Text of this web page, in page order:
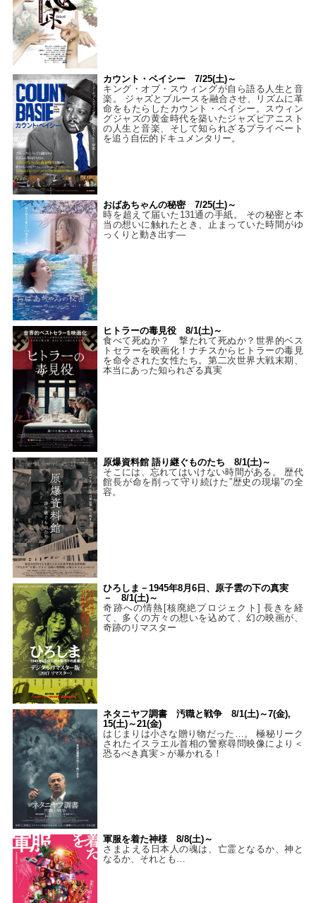
カウント・ベイシー 7/25(土)～
キング・オブ・スウィングが自ら語る人生と音
楽。 ジャズとブルースを融合させ、リズムに革
命をもたらしたカウント・ベイシー。スウィン
グジャズの黄金時代を築いたジャズピアニスト
の人生と音楽、そして知られざるプライベート
を追う自伝的ドキュメンタリー。
おばあちゃんの秘密 7/25(土)～
時を超えて届いた131通の手紙。 その秘密と本
当の想いに触れたとき、止まっていた時間がゆ
っくりと動き出す―
ヒトラーの毒見役 8/1(土)～
食べて死ぬか？ 撃たれて死ぬか？世界的ベス
トセラーを映画化！ナチスからヒトラーの毒見
を命令された女性たち。第二次世界大戦末期、
本当にあった知られざる真実
原爆資料館 語り継ぐものたち 8/1(土)～
そこには、忘れてはいけない時間がある。 歴代
館長が命を削って守り続けた”歴史の現場”の全
容。
ひろしま－1945年8月6日、原子雲の下の真実
－ 8/1(土)～
奇跡への情熱[核廃絶プロジェクト] 長きを経
て、多くの方々の想いを込めて、幻の映画が、
奇跡のリマスター
ネタニヤフ調書 汚職と戦争 8/1(土)～7(金),
15(土)～21(金)
はじまりは小さな贈り物だった…。 極秘リーク
されたイスラエル首相の警察尋問映像により＜
恐るべき真実＞が暴かれる！
軍服を着た神様 8/8(土)～
さまよえる日本人の魂は、亡霊となるか、神と
なるか、それとも…